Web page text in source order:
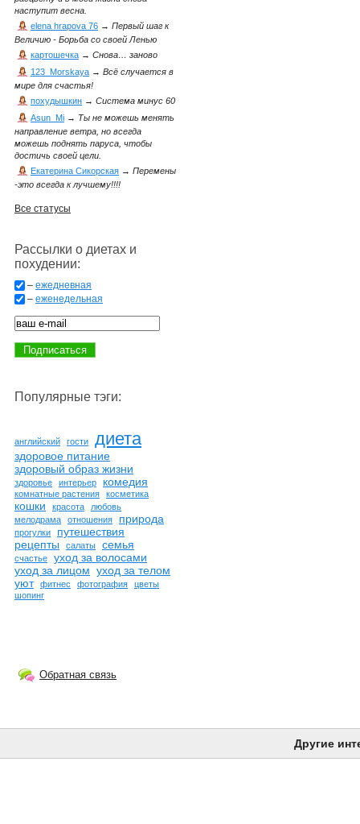
наступит весна.
elena hrapova 76 → Первый шаг к
Величию - Борьба со своей Ленью
картошечка → Снова… заново
123_Morskaya → Всё случается в
мире для счастья!
похудышкин → Система минус 60
Asun_Mi → Ты не можешь менять
направление ветра, но всегда
можешь поднять паруса, чтобы
достичь своей цели.
Екатерина Сикорская → Перемены
-это всегда к лучшему!!!!
Все статусы
Рассылки о диетах и
похудении:
– ежедневная
– еженедельная
Популярные тэги:
английский гости диета
здоровое питание
здоровый образ жизни
здоровье интерьер комедия
комнатные растения косметика
кошки красота
любовь
мелодрама
отношения природа
прогулки
путешествия
рецепты
салаты семья
счастье
уход за волосами
уход за лицом уход за телом
уют
фитнес фотография
цветы
шопинг
Обратная связь
Другие